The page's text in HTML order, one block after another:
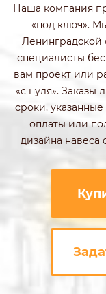
Наша компания
«под ключ».
Ленинградской
специалисты
вам проект или
«с нуля».
сроки,
оплаты или
дизайна навеса